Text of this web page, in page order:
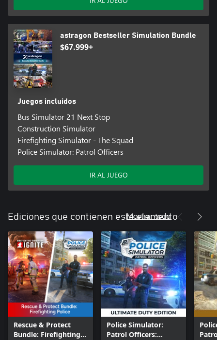
astragon Bestseller Simulation Bundle
$67.999+
Juegos incluidos
Bus Simulator 21 Next Stop
Construction Simulator
Firefighting Simulator - The Squad
Police Simulator: Patrol Officers
IR AL JUEGO
Ediciones que contienen este elemento
Mostrar todo
Rescue & Protect
Bundle: Firefighting
Police Simulator:
Patrol Officers: